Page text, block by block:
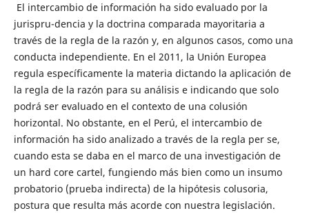
El intercambio de información ha sido evaluado por la
jurispru-dencia y la doctrina comparada mayoritaria a
través de la regla de la razón y, en algunos casos, como una
conducta independiente. En el 2011, la Unión Europea
regula específicamente la materia dictando la aplicación de
la regla de la razón para su análisis e indicando que solo
podrá ser evaluado en el contexto de una colusión
horizontal. No obstante, en el Perú, el intercambio de
información ha sido analizado a través de la regla per se,
cuando esta se daba en el marco de una investigación de
un hard core cartel, fungiendo más bien como un insumo
probatorio (prueba indirecta) de la hipótesis colusoria,
postura que resulta más acorde con nuestra legislación.